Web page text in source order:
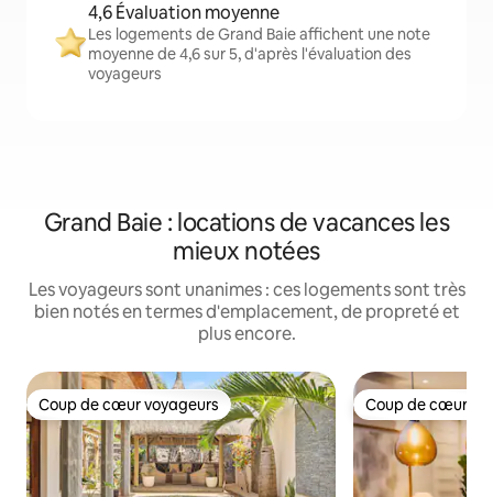
4,6 Évaluation moyenne
Les logements de Grand Baie affichent une note
moyenne de 4,6 sur 5, d'après l'évaluation des
voyageurs
Grand Baie : locations de vacances les
mieux notées
Les voyageurs sont unanimes : ces logements sont très
bien notés en termes d'emplacement, de propreté et
plus encore.
Coup de cœur voyageurs
Coup de cœur voyageurs Coup de cœur
Coup de cœur